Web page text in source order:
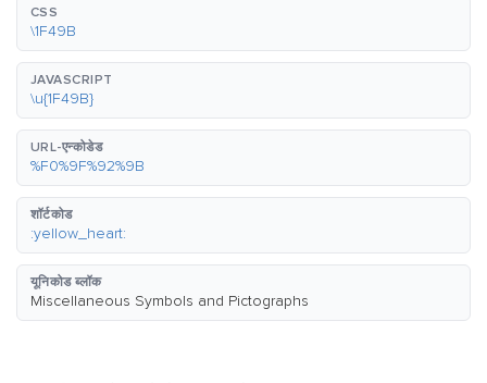
CSS
\1F49B
JAVASCRIPT
\u{1F49B}
URL-एन्कोडेड
%F0%9F%92%9B
शॉर्टकोड
:yellow_heart:
यूनिकोड ब्लॉक
Miscellaneous Symbols and Pictographs